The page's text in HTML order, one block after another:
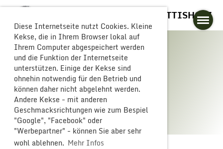
Diese Internetseite nutzt Cookies. Kleine
Kekse, die in Ihrem Browser lokal auf
Ihrem Computer abgespeichert werden
und die Funktion der Internetseite
unterstützen. Einige der Kekse sind
ohnehin notwendig für den Betrieb und
können daher nicht abgelehnt werden.
Andere Kekse - mit anderen
Geschmacksrichtungen wie zum Bespiel
"Google", "Facebook" oder
"Werbepartner" - können Sie aber sehr
wohl ablehnen. Mehr Infos
GLOGGERESCHRÄNZER BUTTISHOLZ
Galerie